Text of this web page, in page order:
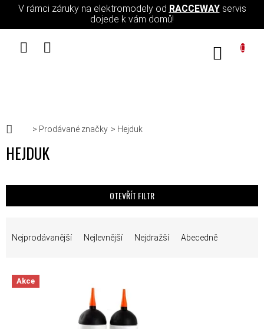
Přejít na obsah
V rámci záruky na elektromodely od RACCEWAYservis
dojede k vám domů!
Domů
Prodávané značky Hejduk
HEJDUK
OTEVŘÍT FILTR
Nejprodávanější Nejlevnější Nejdražší Abecedně
VÝPIS PRODUKTŮ
Akce